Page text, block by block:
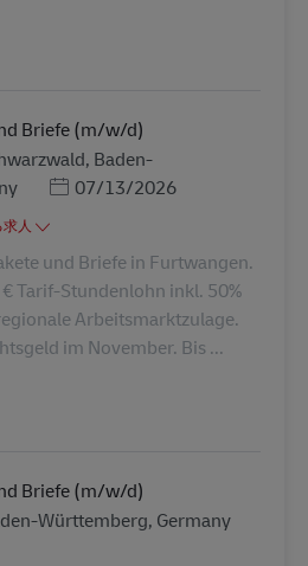
Briefe (m/w/d)
Baden-
Posted Date
07/13/2026
人
und Briefe in Furtwangen.
Tarif-Stundenlohn inkl. 50%
Arbeitsmarktzulage.
im November. Bis ...
Briefe (m/w/d)
Württemberg, Germany